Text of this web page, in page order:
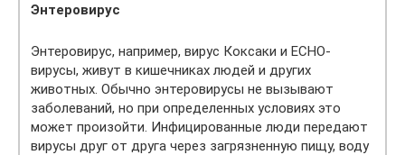
Энтеровирус
Энтеровирус, например, вирус Коксаки и ЕСНО-
вирусы, живут в кишечниках людей и других
животных. Обычно энтеровирусы не вызывают
заболеваний, но при определенных условиях это
может произойти. Инфицированные люди передают
вирусы друг от друга через загрязненную пищу, воду